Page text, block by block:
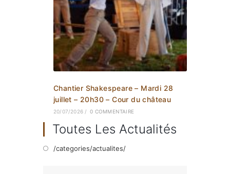
Chantier Shakespeare – Mardi 28
juillet – 20h30 – Cour du château
20/07/2026 / 0 COMMENTAIRE
Toutes Les Actualités
/categories/actualites/